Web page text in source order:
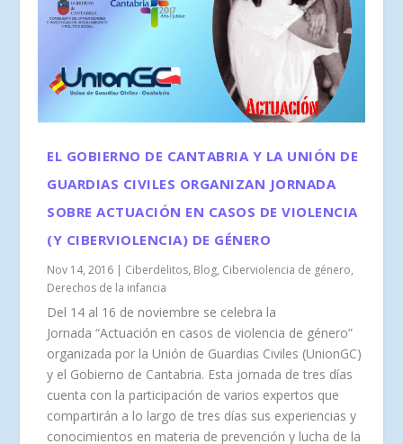
EL GOBIERNO DE CANTABRIA Y LA UNIÓN DE
GUARDIAS CIVILES ORGANIZAN JORNADA
SOBRE ACTUACIÓN EN CASOS DE VIOLENCIA
(Y CIBERVIOLENCIA) DE GÉNERO
Nov 14, 2016 | Ciberdelitos, Blog, Ciberviolencia de género,
Derechos de la infancia
Del 14 al 16 de noviembre se celebra la
Jornada “Actuación en casos de violencia de género”
organizada por la Unión de Guardias Civiles (UnionGC)
y el Gobierno de Cantabria. Esta jornada de tres días
cuenta con la participación de varios expertos que
compartirán a lo largo de tres días sus experiencias y
conocimientos en materia de prevención y lucha de la